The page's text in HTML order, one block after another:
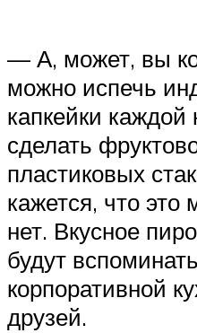
— А, может, вы
можно испечь
капкейки каждой
сделать
пластиковых
кажется, что
нет. Вкусное
будут
корпоративной
друзей.